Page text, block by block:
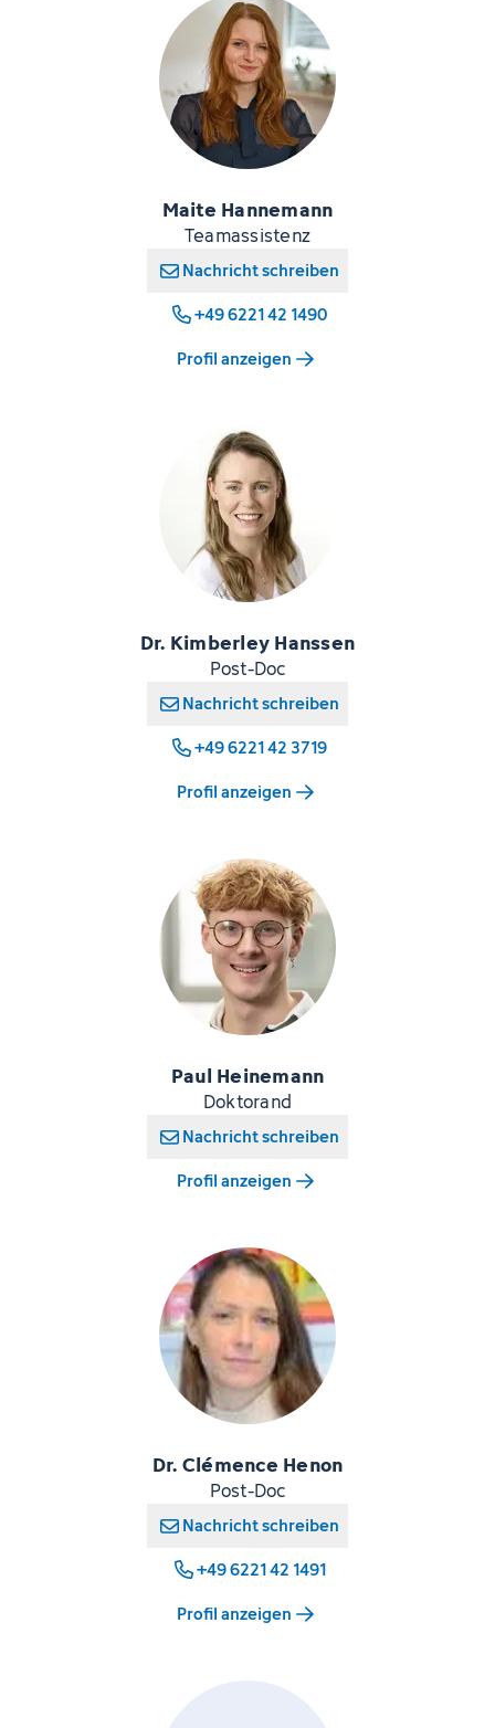
Maite Hannemann
Teamassistenz
Nachricht schreiben
+49 6221 42 1490
Profil anzeigen
Dr. Kimberley Hanssen
Post-Doc
Nachricht schreiben
+49 6221 42 3719
Profil anzeigen
Paul Heinemann
Doktorand
Nachricht schreiben
Profil anzeigen
Dr. Clémence Henon
Post-Doc
Nachricht schreiben
+49 6221 42 1491
Profil anzeigen